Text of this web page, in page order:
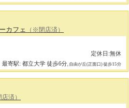
カフェ （※閉店済）
定休日:無休
最寄駅: 都立大学 徒歩6分, 自由が丘(正面口) 徒歩15分
済）